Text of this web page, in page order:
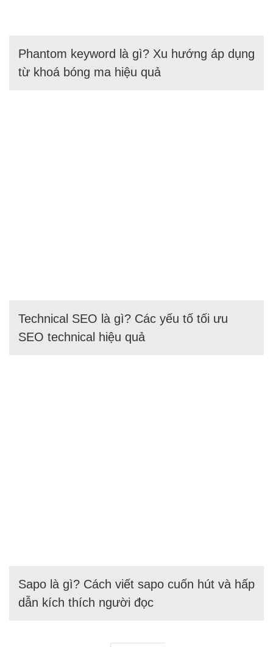
Phantom keyword là gì? Xu hướng áp dụng
từ khoá bóng ma hiệu quả
Technical SEO là gì? Các yếu tố tối ưu
SEO technical hiệu quả
Sapo là gì? Cách viết sapo cuốn hút và hấp
dẫn kích thích người đọc